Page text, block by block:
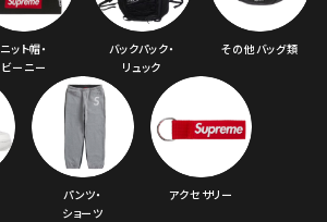
ニット帽・
ビーニー
バックパック・
リュック
その他バッグ類
パンツ・
ショーツ
アクセサリー